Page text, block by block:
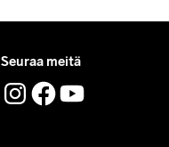
Seuraa meitä